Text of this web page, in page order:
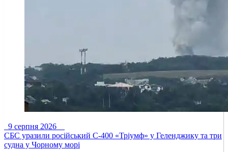
9 серпня 2026
СБС уразили російський С-400 «Тріумф» у Геленджику та три
судна у Чорному морі